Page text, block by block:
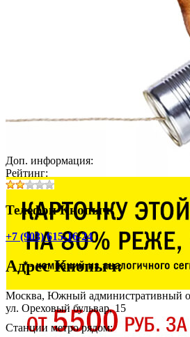
Доп. информация:
Рейтинг:
Телефон Кнопыч:
+7 (903) 615-16-24
АдресКнопыч:
Москва, Южный административный
ул. Ореховый бульвар, 15
Станции метро рядом: